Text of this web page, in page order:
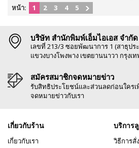
หน้า:
1 2 3 4 5
บริษัท สำนักพิมพ์เอ็มไอเอส จำกัด
เลขที่ 213/3 ซอยพัฒนาการ 1 (สาธุปร
แขวงบางโพงพาง เขตยานนาวา กรุงเท
สมัครสมาชิกจดหมายข่าว
รับสิทธิประโยชน์และส่วนลดก่อนใคร
จดหมายข่าวกับเรา
เกี่ยวกับร้าน
เกี่ยวกับเรา
บริการ
วิธีการสั่